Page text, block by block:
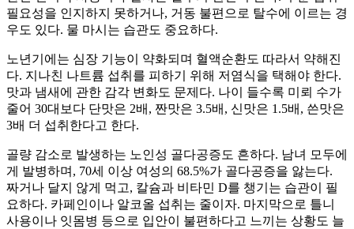
필요성을 인지하지 못하거나, 거동 불편으로 탈수에 이르는 경
우도 있다. 물 마시는 습관도 중요하다.
노년기에는 심장 기능이 약화되며 혈액순환도 따라서 약해진
다. 지나친 나트륨 섭취를 피하기 위해 저염식을 택해야 한다.
맛과 냄새에 관한 감각 변화도 문제다. 나이 들수록 미뢰 수가
줄어 30대보다 단맛은 2배, 짠맛은 3.5배, 신맛은 1.5배, 쓴맛은
3배 더 섭취한다고 한다.
골량 감소로 발생하는 노인성 골다공증도 흔하다. 남녀 모두에
게 발병하며, 70세 이상 여성의 68.5%가 골다공증을 앓는다.
짜거나 달지 않게 먹고, 칼슘과 비타민 D를 챙기는 습관이 필
요하다. 카페인이나 알코올 섭취는 줄이자. 마지막으로 틀니
사용이나 잇몸병 등으로 입안이 불편하다고 느끼는 상황도 늘